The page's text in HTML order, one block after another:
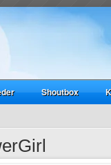
Shoutbox